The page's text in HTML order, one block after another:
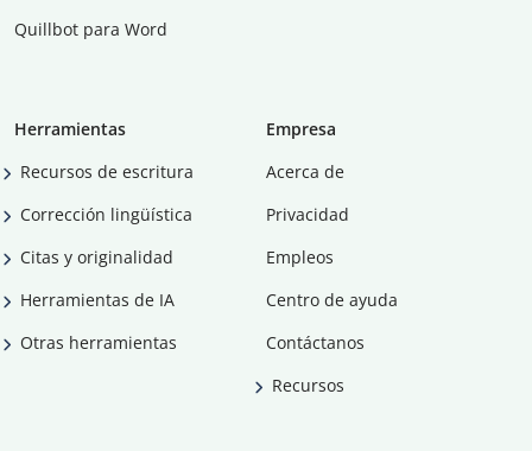
Quillbot para Word
Herramientas
Recursos de escritura
Corrección lingüística
Citas y originalidad
Herramientas de IA
Otras herramientas
Empresa
Acerca de
Privacidad
Empleos
Centro de ayuda
Contáctanos
Recursos